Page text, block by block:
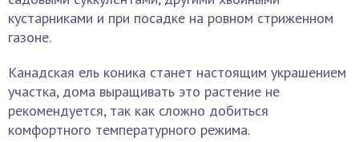
кустарниками и при посадке на ровном стриженном
газоне.
Канадская ель коника станет настоящим украшением
участка, дома выращивать это растение не
рекомендуется, так как сложно добиться
комфортного температурного режима.